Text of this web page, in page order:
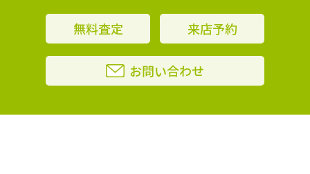
無料査定 来店予約
お問い合わせ